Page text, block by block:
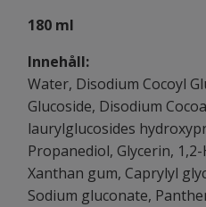
180 ml
Innehåll:
Water, Disodium Cocoyl
Glucoside, Disodium
laurylglucosides
Propanediol, Glycerin,
Xanthan gum, Caprylyl
Sodium gluconate,